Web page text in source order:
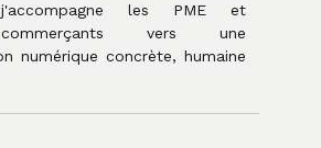
j'accompagne les PME et
commerçants vers une
numérique concrète, humaine